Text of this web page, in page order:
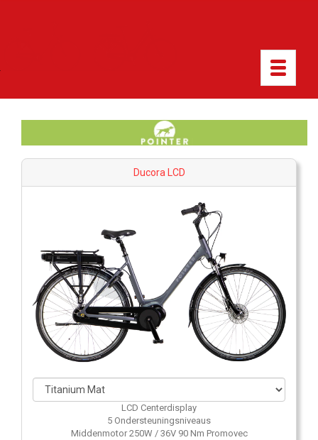
Toggle
Ducora LCD
LCD Centerdisplay
5 Ondersteuningsniveaus
Middenmotor 250W / 36V 90 Nm Promovec